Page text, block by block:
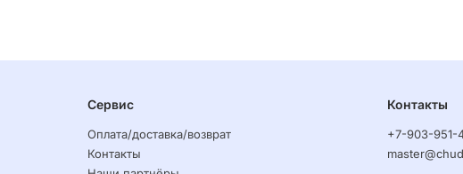
Сервис
Оплата/доставка/возврат
Контакты
Контакты
+7-903-951-